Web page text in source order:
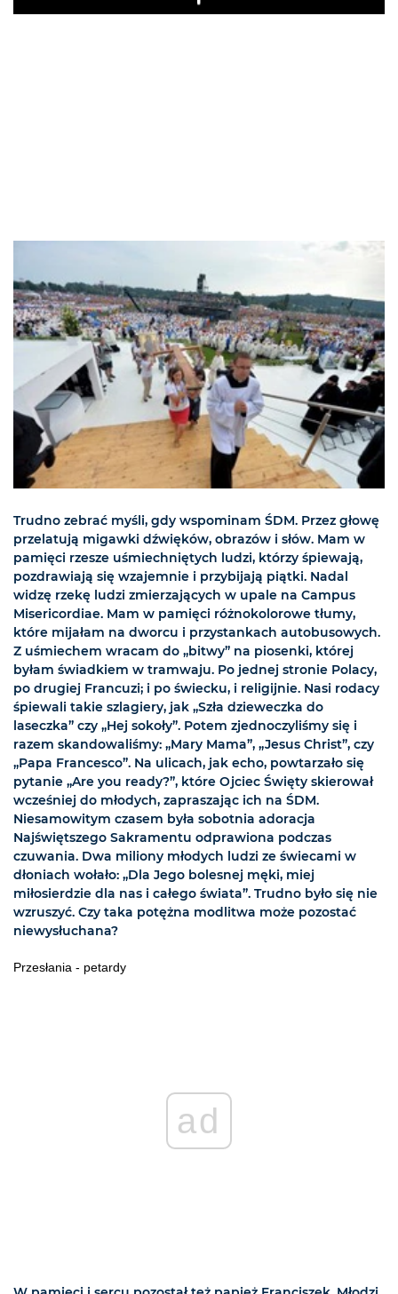
Play
Trudno zebrać myśli, gdy wspominam ŚDM. Przez głowę
przelatują migawki dźwięków, obrazów i słów. Mam w
pamięci rzesze uśmiechniętych ludzi, którzy śpiewają,
pozdrawiają się wzajemnie i przybijają piątki. Nadal
widzę rzekę ludzi zmierzających w upale na Campus
Misericordiae. Mam w pamięci różnokolorowe tłumy,
które mijałam na dworcu i przystankach autobusowych.
Z uśmiechem wracam do „bitwy” na piosenki, której
byłam świadkiem w tramwaju. Po jednej stronie Polacy,
po drugiej Francuzi; i po świecku, i religijnie. Nasi rodacy
śpiewali takie szlagiery, jak „Szła dzieweczka do
laseczka” czy „Hej sokoły”. Potem zjednoczyliśmy się i
razem skandowaliśmy: „Mary Mama”, „Jesus Christ”, czy
„Papa Francesco”. Na ulicach, jak echo, powtarzało się
pytanie „Are you ready?”, które Ojciec Święty skierował
wcześniej do młodych, zapraszając ich na ŚDM.
Niesamowitym czasem była sobotnia adoracja
Najświętszego Sakramentu odprawiona podczas
czuwania. Dwa miliony młodych ludzi ze świecami w
dłoniach wołało: „Dla Jego bolesnej męki, miej
miłosierdzie dla nas i całego świata”. Trudno było się nie
wzruszyć. Czy taka potężna modlitwa może pozostać
niewysłuchana?
Przesłania - petardy
ad